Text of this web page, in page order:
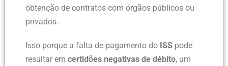
obtenção de contratos com órgãos públicos ou
privados.
Isso porque a falta de pagamento do ISS pode
resultar em certidões negativas de débito, um